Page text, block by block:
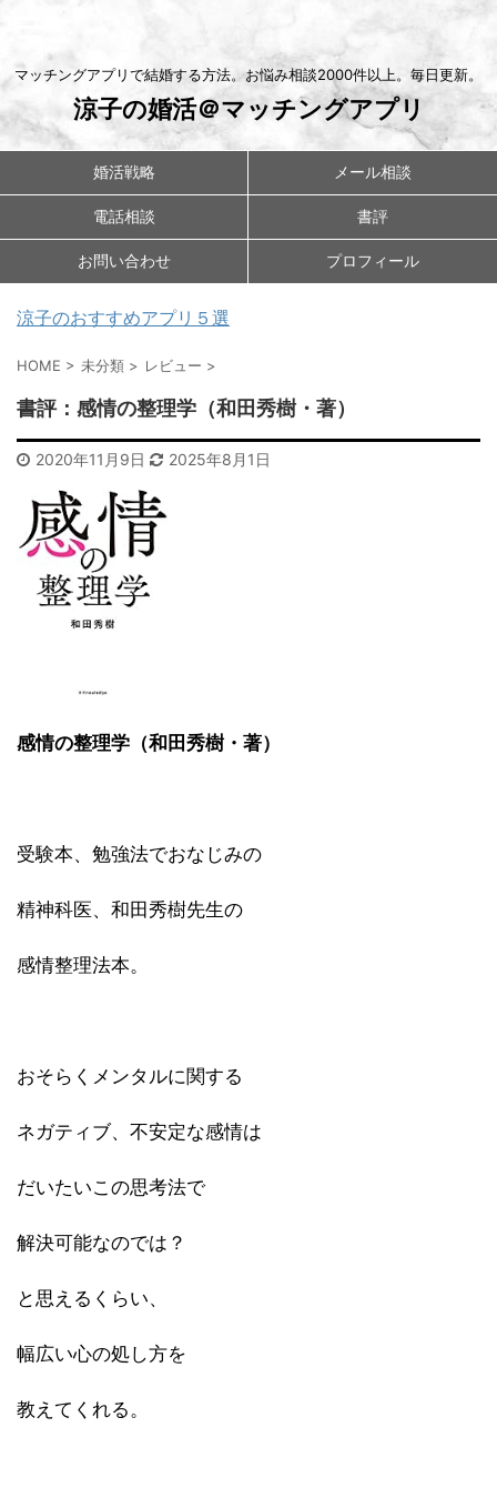
マッチングアプリで結婚する方法。お悩み相談2000件以上。毎日更新。
涼子の婚活＠マッチングアプリ
婚活戦略 メール相談
電話相談 書評
お問い合わせ プロフィール
涼子のおすすめアプリ５選
HOME > 未分類 > レビュー >
書評：感情の整理学（和田秀樹・著）
2020年11月9日 2025年8月1日
感情の整理学（和田秀樹・著）
受験本、勉強法でおなじみの
精神科医、和田秀樹先生の
感情整理法本。
おそらくメンタルに関する
ネガティブ、不安定な感情は
だいたいこの思考法で
解決可能なのでは？
と思えるくらい、
幅広い心の処し方を
教えてくれる。